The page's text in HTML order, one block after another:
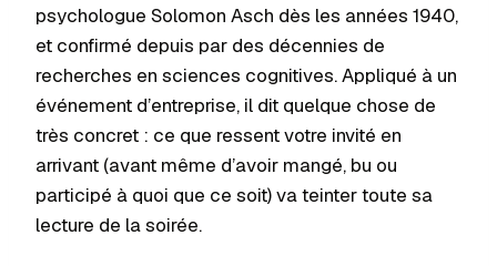
psychologue Solomon Asch dès les années 1940,
et confirmé depuis par des décennies de
recherches en sciences cognitives. Appliqué à un
événement d’entreprise, il dit quelque chose de
très concret : ce que ressent votre invité en
arrivant (avant même d’avoir mangé, bu ou
participé à quoi que ce soit) va teinter toute sa
lecture de la soirée.